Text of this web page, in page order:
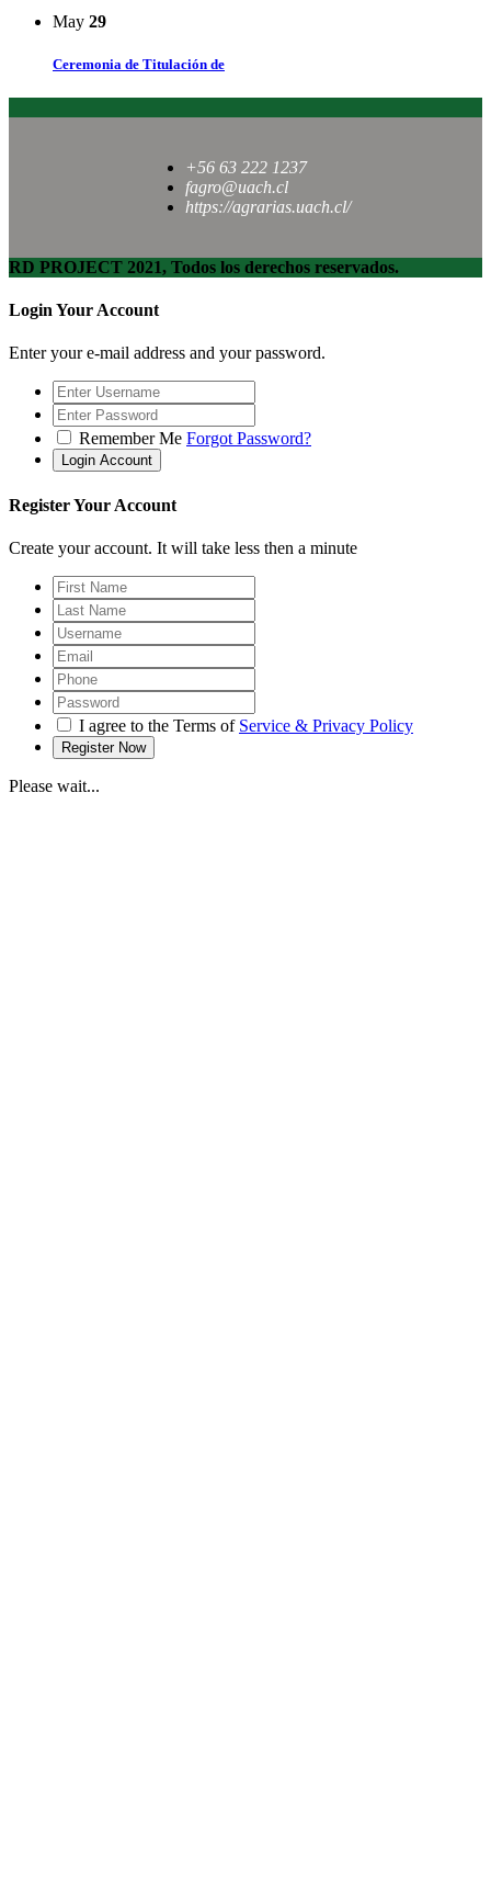
May 29
Ceremonia de Titulación de
+56 63 222 1237
fagro@uach.cl
https://agrarias.uach.cl/
RD PROJECT 2021, Todos los derechos reservados.
Login Your Account
Enter your e-mail address and your password.
Remember Me Forgot Password?
Register Your Account
Create your account. It will take less then a minute
I agree to the Terms of Service & Privacy Policy
Please wait...